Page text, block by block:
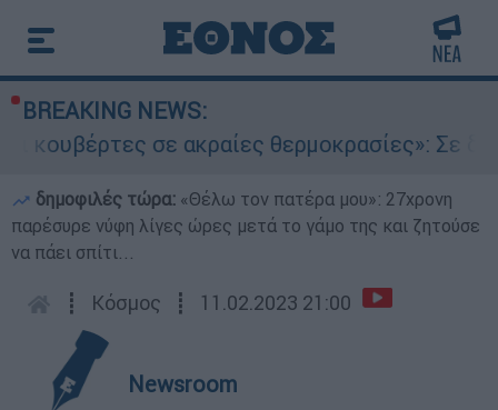
BREAKING NEWS:
ακραίες θερμοκρασίες»: Σε δραματικές
δημοφιλές τώρα: «Θέλω τον πατέρα μου»: 27χρονη
παρέσυρε νύφη λίγες ώρες μετά το γάμο της και ζητούσε
να πάει σπίτι...
┋ Κόσμος ┋ 11.02.2023 21:00
Newsroom